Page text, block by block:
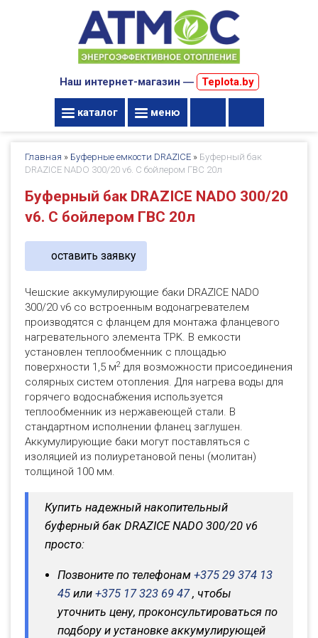
Наш интернет-магазин ― Teplota.by
каталог меню
Главная » Буферные емкости DRAZICE » Буферный бак
DRAZICE NADO 300/20 v6. С бойлером ГВС 20л
Буферный бак DRAZICE NADO 300/20
v6. С бойлером ГВС 20л
оставить заявку
Чешские аккумулирующие баки DRAZICE NADO
300/20 v6 со встроенным водонагревателем
производятся с фланцем для монтажа фланцевого
нагревательного элемента TPK. В емкости
установлен теплообменник с площадью
поверхности 1,5 м2 для возможности присоединения
солярных систем отопления. Для нагрева воды для
горячего водоснабжения используется
теплообменник из нержавеющей стали. В
стандартном исполнении фланец заглушен.
Аккумулирующие баки могут поставляться с
изоляцией из полиуретановой пены (молитан)
толщиной 100 мм.
Купить надежный накопительный
буферный бак DRAZICE NADO 300/20 v6
просто:
Позвоните по телефонам +375 29 374 13
45или +375 17 323 69 47, чтобы
уточнить цену, проконсультироваться по
подбору и установке аккумулирующей